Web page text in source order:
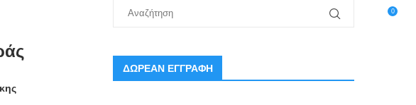
0
ΔΩΡΕΑΝ ΕΓΓΡΑΦΗ